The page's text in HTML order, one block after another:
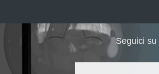
Seguici su